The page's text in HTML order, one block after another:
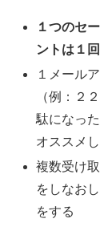
１つのセ
ントは１
１メール
（例：２
駄になっ
オススメし
複数受け
をしなお
をする